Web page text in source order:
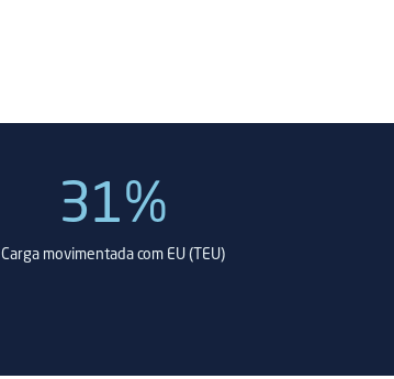
31%
Carga movimentada com EU (TEU)